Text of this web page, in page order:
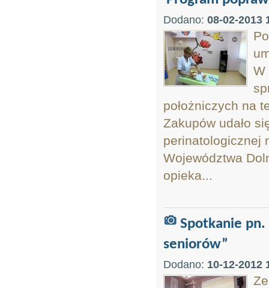
Dodano: 08-02-2013
W
położniczych na
Zakupów udało
perinatologicznej
Województwa
opieka...
Spotkanie pn.
seniorów”
Dodano: 10-12-2012